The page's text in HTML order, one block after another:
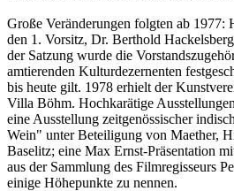
Große Veränderungen folgten ab 1977:
den 1. Vorsitz, Dr. Berthold
der Satzung wurde die
amtierenden Kulturdezernenten
bis heute gilt. 1978 erhielt der
Villa Böhm. Hochkarätige
eine Ausstellung zeitgenössischer
Wein" unter Beteiligung von Maether,
Baselitz; eine Max Ernst-Präsentation
aus der Sammlung des Filmregisseurs
einige Höhepunkte zu nennen.